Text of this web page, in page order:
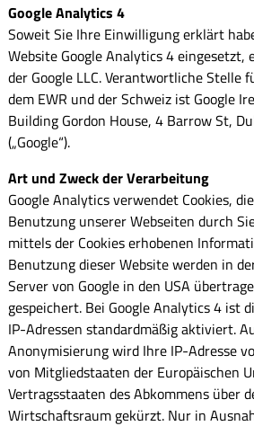
Google Analytics 4
Soweit Sie Ihre Einwilligung erklärt
Website Google Analytics 4 eingesetzt,
der Google LLC. Verantwortliche Stelle
dem EWR und der Schweiz ist Google
Building Gordon House, 4 Barrow St,
(„Google“).
Art und Zweck der Verarbeitung
Google Analytics verwendet Cookies,
Benutzung unserer Webseiten durch
mittels der Cookies erhobenen
Benutzung dieser Website werden in
Server von Google in den USA
gespeichert. Bei Google Analytics 4 ist
IP-Adressen standardmäßig aktiviert.
Anonymisierung wird Ihre IP-Adresse
von Mitgliedstaaten der Europäischen
Vertragsstaaten des Abkommens über
Wirtschaftsraum gekürzt. Nur in